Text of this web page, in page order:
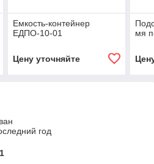
Емкость-контейнер
ЕДПО-10-01
Цену уточняйте
мя
год